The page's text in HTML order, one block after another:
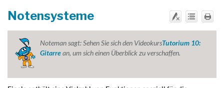
Notensysteme
Noteman sagt:Sehen Sie sich den VideokursTutorium 10:
Gitarrean, um sich einen Überblick zu verschaffen.